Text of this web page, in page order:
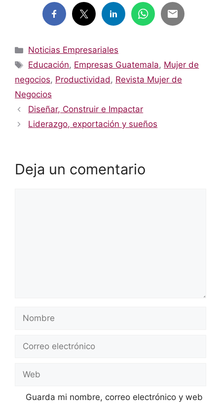
Categorías
Noticias Empresariales
Etiquetas
Educación, Empresas Guatemala, Mujer de
negocios, Productividad, Revista Mujer de
Negocios
Diseñar, Construir e Impactar
Liderazgo, exportación y sueños
Deja un comentario
Nombre
Correo
Web
Guarda mi nombre, correo electrónico y web